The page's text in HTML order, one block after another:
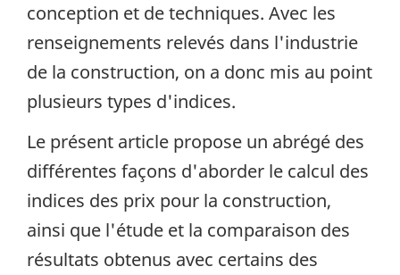
conception et de techniques. Avec les
renseignements relevés dans l'industrie
de la construction, on a donc mis au point
plusieurs types d'indices.
Le présent article propose un abrégé des
différentes façons d'aborder le calcul des
indices des prix pour la construction,
ainsi que l'étude et la comparaison des
résultats obtenus avec certains des